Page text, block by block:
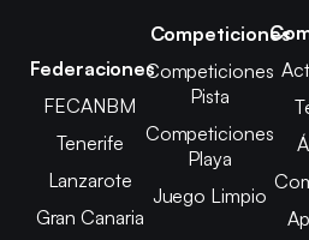
Federaciones
FECANBM
Tenerife
Lanzarote
Gran Canaria
Competiciones
Competiciones
Pista
Competiciones
Playa
Juego Limpio